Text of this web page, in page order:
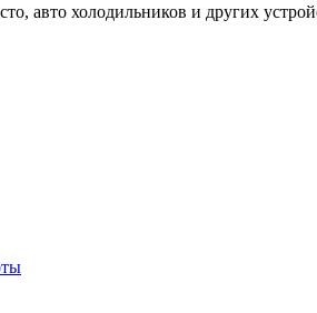
авто холодильников и других